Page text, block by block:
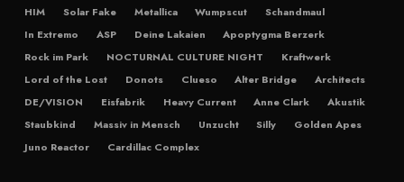
HIM
Solar Fake Metallica Wumpscut
Schandmaul
In Extremo
ASP Deine Lakaien
Apoptygma Berzerk
Rock im Park
NOCTURNAL CULTURE NIGHT
Kraftwerk
Lord of the Lost
Donots Clueso Alter Bridge
Architects
DE/VISION
Eisfabrik Heavy Current Anne Clark
Akustik
Staubkind
Massiv in Mensch Unzucht Silly
Golden Apes
Juno Reactor
Cardillac Complex